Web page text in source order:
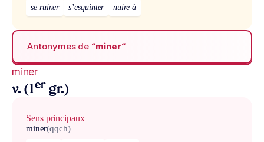
se ruiner s’esquinter nuire à
Antonymes de “miner“
miner
v. (1er gr.)
Sens principaux
miner(qqch)